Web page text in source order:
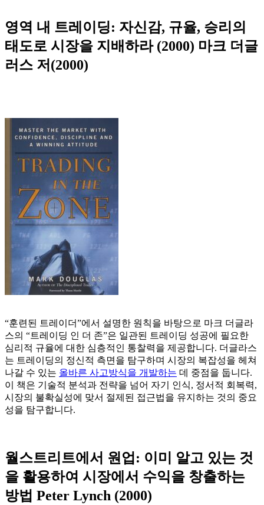
영역 내 트레이딩: 자신감, 규율, 승리의
태도로 시장을 지배하라 (2000) 마크 더글
러스 저(2000)
“훈련된 트레이더”에서 설명한 원칙을 바탕으로 마크 더글라
스의 “트레이딩 인 더 존”은 일관된 트레이딩 성공에 필요한
심리적 규율에 대한 심층적인 통찰력을 제공합니다. 더글라스
는 트레이딩의 정신적 측면을 탐구하며 시장의 복잡성을 헤쳐
나갈 수 있는 올바른 사고방식을 개발하는 데 중점을 둡니다.
이 책은 기술적 분석과 전략을 넘어 자기 인식, 정서적 회복력,
시장의 불확실성에 맞서 절제된 접근법을 유지하는 것의 중요
성을 탐구합니다.
월스트리트에서 원업: 이미 알고 있는 것
을 활용하여 시장에서 수익을 창출하는
방법 Peter Lynch (2000)